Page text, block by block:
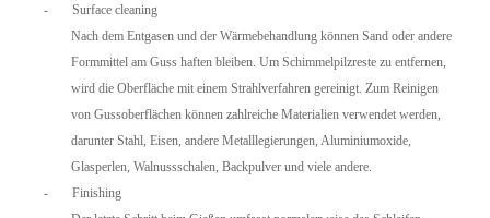
-
Surface cleaning
Nach dem Entgasen und der Wärmebehandlung können Sand oder andere
Formmittel am Guss haften bleiben. Um Schimmelpilzreste zu entfernen,
wird die Oberfläche mit einem Strahlverfahren gereinigt. Zum Reinigen
von Gussoberflächen können zahlreiche Materialien verwendet werden,
darunter Stahl, Eisen, andere Metalllegierungen, Aluminiumoxide,
Glasperlen, Walnussschalen, Backpulver und viele andere.
-
Finishing